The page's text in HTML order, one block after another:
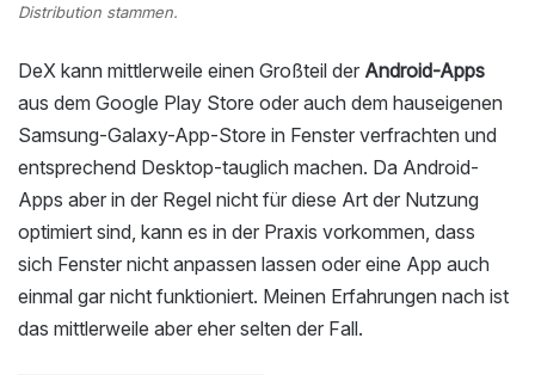
Distribution stammen.
DeX kann mittlerweile einen Großteil der Android-Apps
aus dem Google Play Store oder auch dem hauseigenen
Samsung-Galaxy-App-Store in Fenster verfrachten und
entsprechend Desktop-tauglich machen. Da Android-
Apps aber in der Regel nicht für diese Art der Nutzung
optimiert sind, kann es in der Praxis vorkommen, dass
sich Fenster nicht anpassen lassen oder eine App auch
einmal gar nicht funktioniert. Meinen Erfahrungen nach ist
das mittlerweile aber eher selten der Fall.